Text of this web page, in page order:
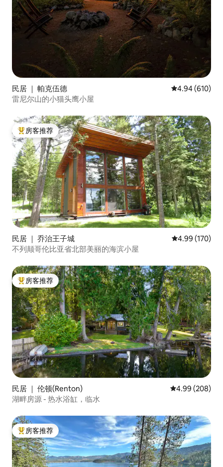
民居 ｜ 帕克伍德 平均评分 4.94
4.94 (610)
雷尼尔山的小猫头鹰小屋
热门「房客推荐」
房客推荐
民居 ｜ 乔治王子城 平均评分 4.99
4.99 (170)
不列颠哥伦比亚省北部美丽的海滨小屋
热门「房客推荐」
房客推荐
民居 ｜ 伦顿(Renton) 平均评分 4.99
4.99 (208)
湖畔房源 - 热水浴缸，临水
热门「房客推荐」
房客推荐